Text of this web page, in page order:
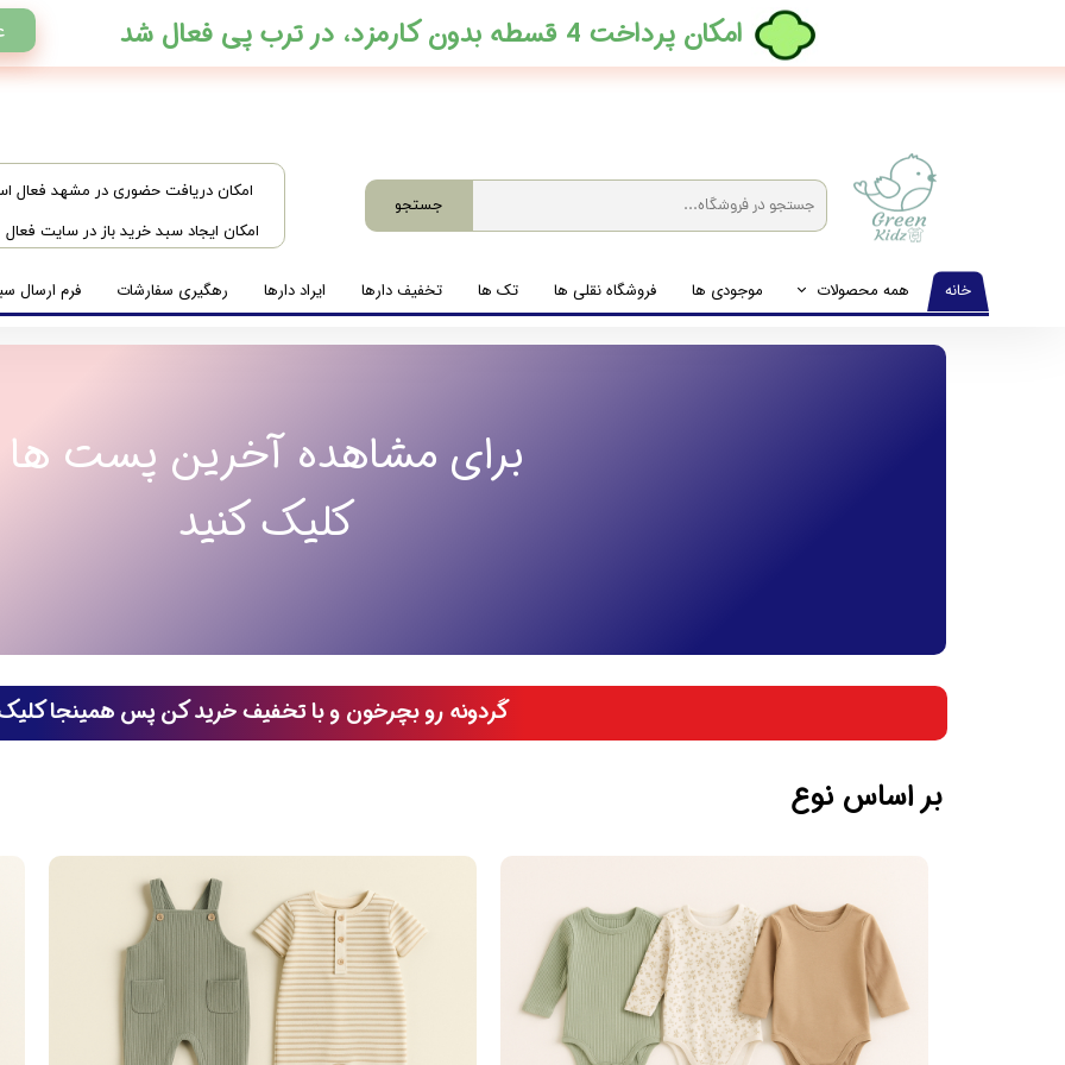
​امکان دریافت حضوری در مشهد فعال
امکان ایجاد سبد خرید باز در سایت
جستجو
خانه همه محصولات
لباس نوزاد تا نوجوان
موجودی ها فروشگاه نقلی ها تک ها تخفیف دارها ایراد دارها رهگیری سفارشات فرم ارسال
​امکان پرداخت 4 قسطه بدون کارمزد، در ترب پی فعال شد
برای مشاهده آخرین پست ها
کلیک کنید
گردونه رو بچرخون و با تخفیف خرید کن پس همینجا
بر اساس نوع